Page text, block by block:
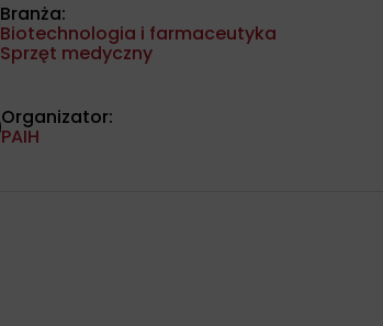
Branża:
Biotechnologia i farmaceutyka
Sprzęt medyczny
Organizator:
PAIH